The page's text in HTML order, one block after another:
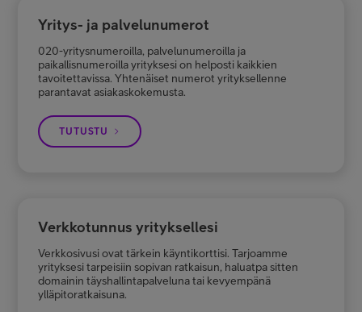
Yritys- ja palvelunumerot
020-yritysnumeroilla, palvelunumeroilla ja
paikallisnumeroilla yrityksesi on helposti kaikkien
tavoitettavissa. Yhtenäiset numerot yrityksellenne
parantavat asiakaskokemusta.
TUTUSTU
Verkkotunnus yrityksellesi
Verkkosivusi ovat tärkein käyntikorttisi. Tarjoamme
yrityksesi tarpeisiin sopivan ratkaisun, haluatpa sitten
domainin täyshallintapalveluna tai kevyempänä
ylläpitoratkaisuna.